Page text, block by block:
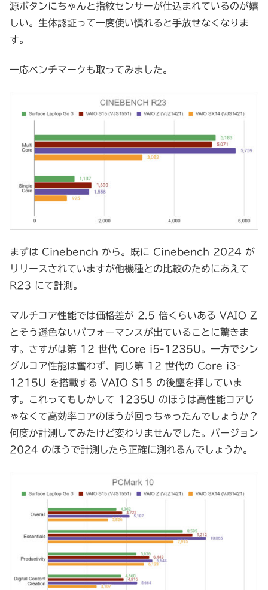
源ボタンにちゃんと指紋センサーが仕込まれているのが嬉
しい。生体認証って一度使い慣れると手放せなくなりま
す。
一応ベンチマークも取ってみました。
まずは Cinebench から。既に Cinebench 2024 が
リリースされていますが他機種との比較のためにあえて
R23 にて計測。
マルチコア性能では価格差が 2.5 倍くらいある VAIO Z
とそう遜色ないパフォーマンスが出ていることに驚きま
す。さすがは第 12 世代 Core i5-1235U。一方でシン
グルコア性能は奮わず、同じ第 12 世代の Core i3-
1215U を搭載する VAIO S15 の後塵を拝していま
す。これってもしかして 1235U のほうは高性能コアじ
ゃなくて高効率コアのほうが回っちゃったんでしょうか？
何度か計測してみたけど変わりませんでした。バージョン
2024 のほうで計測したら正確に測れるんでしょうか。